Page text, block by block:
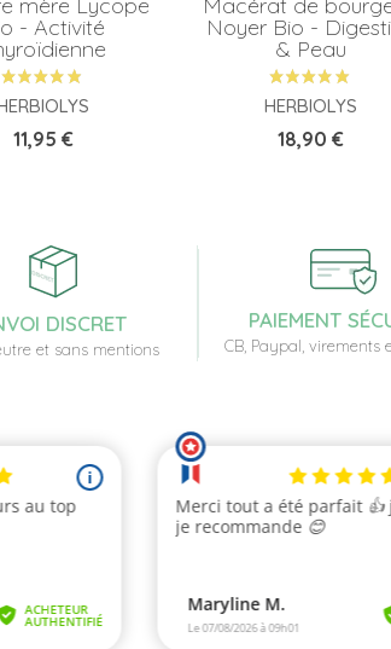
- Activité
Prix
11,95 €
Noyer Bio -
& Peau
HERBIOLYS
Prix
18,90 €
DISCRET
et sans mentions
PAIEMENT
CB, Paypal, virements